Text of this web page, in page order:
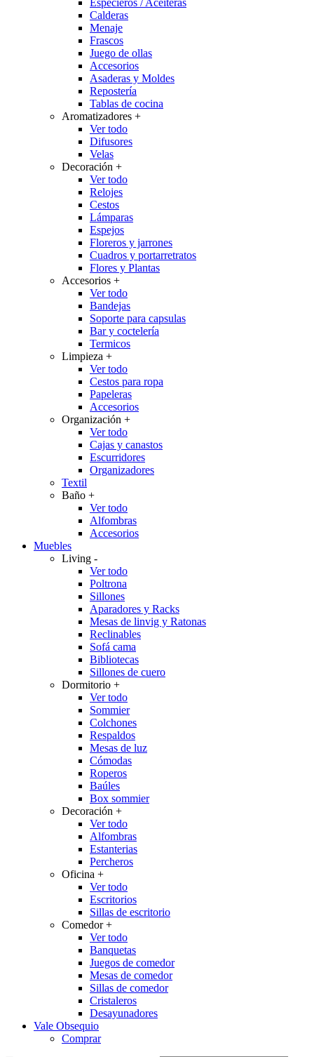
Especieros / Aceiteras
Calderas
Menaje
Frascos
Juego de ollas
Accesorios
Asaderas y Moldes
Repostería
Tablas de cocina
Aromatizadores +
Ver todo
Difusores
Velas
Decoración +
Ver todo
Relojes
Cestos
Lámparas
Espejos
Floreros y jarrones
Cuadros y portarretratos
Flores y Plantas
Accesorios +
Ver todo
Bandejas
Soporte para capsulas
Bar y coctelería
Termicos
Limpieza +
Ver todo
Cestos para ropa
Papeleras
Accesorios
Organización +
Ver todo
Cajas y canastos
Escurridores
Organizadores
Textil
Baño +
Ver todo
Alfombras
Accesorios
Muebles
Living -
Ver todo
Poltrona
Sillones
Aparadores y Racks
Mesas de linvig y Ratonas
Reclinables
Sofá cama
Bibliotecas
Sillones de cuero
Dormitorio +
Ver todo
Sommier
Colchones
Respaldos
Mesas de luz
Cómodas
Roperos
Baúles
Box sommier
Decoración +
Ver todo
Alfombras
Estanterias
Percheros
Oficina +
Ver todo
Escritorios
Sillas de escritorio
Comedor+
Ver todo
Banquetas
Juegos de comedor
Mesas de comedor
Sillas de comedor
Cristaleros
Desayunadores
Vale Obsequio
Comprar